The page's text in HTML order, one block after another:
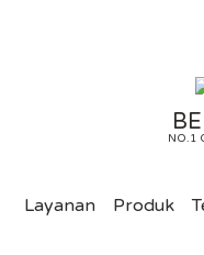
NO.1
Layanan Produk